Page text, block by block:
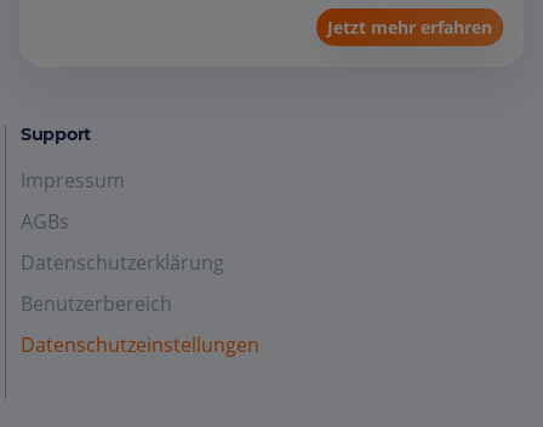
Jetzt mehr erfahren
Support
Impressum
AGBs
Datenschutzerklärung
Benutzerbereich
Datenschutzeinstellungen